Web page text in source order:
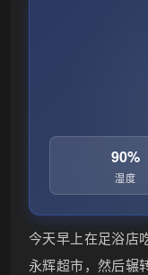
90%
湿度
今天早上在足浴店
永辉超市，然后辗